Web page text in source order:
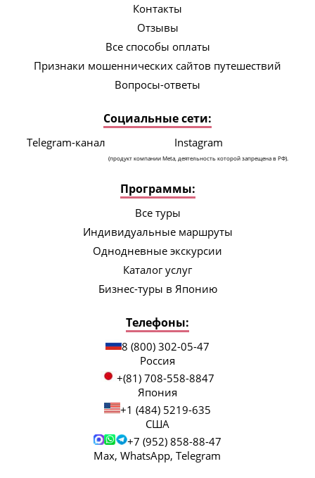
Контакты
Отзывы
Все способы оплаты
Признаки мошеннических сайтов путешествий
Вопросы-ответы
Социальные сети:
Telegram-канал Instagram
(продукт компании Meta, деятельность которой запрещена в РФ).
Программы:
Все туры
Индивидуальные маршруты
Однодневные экскурсии
Каталог услуг
Бизнес-туры в Японию
Телефоны:
8 (800) 302-05-47
Россия
+(81) 708-558-8847
Япония
+1 (484) 5219-635
США
+7 (952) 858-88-47
Max, WhatsApp, Telegram